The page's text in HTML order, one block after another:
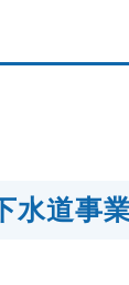
道事